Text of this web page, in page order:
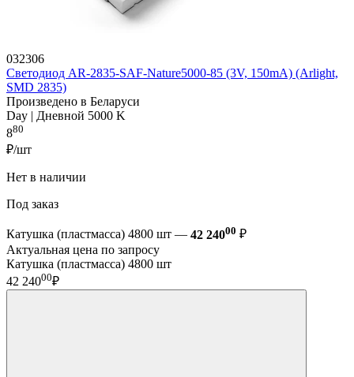
032306
Светодиод AR-2835-SAF-Nature5000-85 (3V, 150mA) (Arlight,
SMD 2835)
Произведено в Беларуси
Day | Дневной 5000 K
880
₽/шт
Нет в наличии
Под заказ
Катушка (пластмасса) 4800 шт — 42 24000 ₽
Актуальная цена по запросу
Катушка (пластмасса) 4800 шт
42 24000₽